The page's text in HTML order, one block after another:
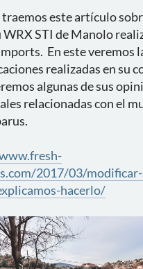
traemos este artículo
WRX STI de Manolo
En este veremos
realizadas en su
algunas de sus
relacionadas con el
2017/03/
hacerlo/